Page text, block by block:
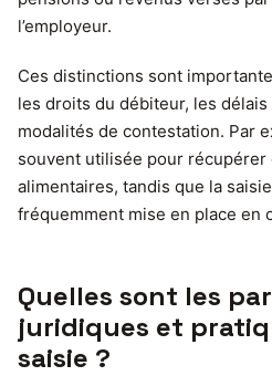
l’employeur.
Ces distinctions sont
les droits du débiteur, les délais
modalités de contestation. Par
souvent utilisée pour récupérer
alimentaires, tandis que la
fréquemment mise en place en
Quelles sont les
juridiques et
saisie ?